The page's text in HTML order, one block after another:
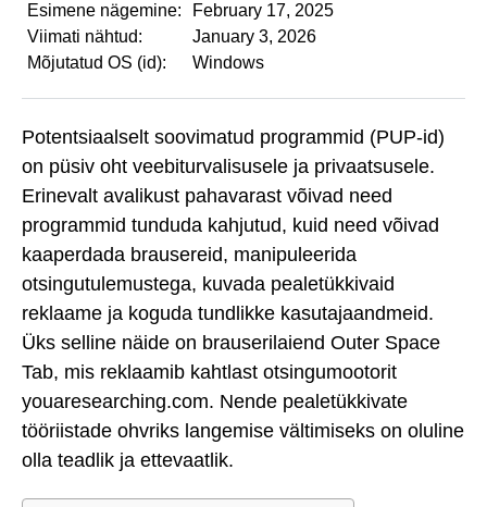
Esimene nägemine:
February 17, 2025
Viimati nähtud:
January 3, 2026
Mõjutatud OS (id):
Windows
Potentsiaalselt soovimatud programmid (PUP-id)
on püsiv oht veebiturvalisusele ja privaatsusele.
Erinevalt avalikust pahavarast võivad need
programmid tunduda kahjutud, kuid need võivad
kaaperdada brausereid, manipuleerida
otsingutulemustega, kuvada pealetükkivaid
reklaame ja koguda tundlikke kasutajaandmeid.
Üks selline näide on brauserilaiend Outer Space
Tab, mis reklaamib kahtlast otsingumootorit
youaresearching.com. Nende pealetükkivate
tööriistade ohvriks langemise vältimiseks on oluline
olla teadlik ja ettevaatlik.